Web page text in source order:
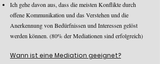
Ich gehe davon aus, dass die meisten Konflikte durch
offene Kommunikation und das Verstehen und die
Anerkennung von Bedürfnissen und Interessen gelöst
werden können. (80% der Mediationen sind erfolgreich)
Wann ist eine Mediation geeignet?